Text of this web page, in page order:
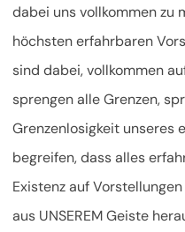
dabei uns vollkommen zu
höchsten erfahrbaren
sind dabei, vollkommen
sprengen alle Grenzen,
Grenzenlosigkeit unseres
begreifen, dass alles
Existenz auf
aus UNSEREM Geiste